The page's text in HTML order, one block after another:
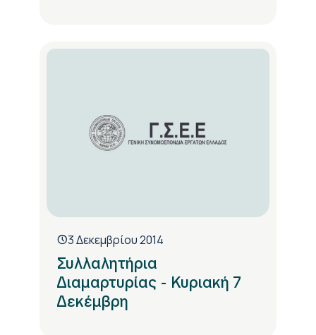
3 Δεκεμβρίου 2014
Συλλαλητήρια
Διαμαρτυρίας - Κυριακή 7
Δεκέμβρη